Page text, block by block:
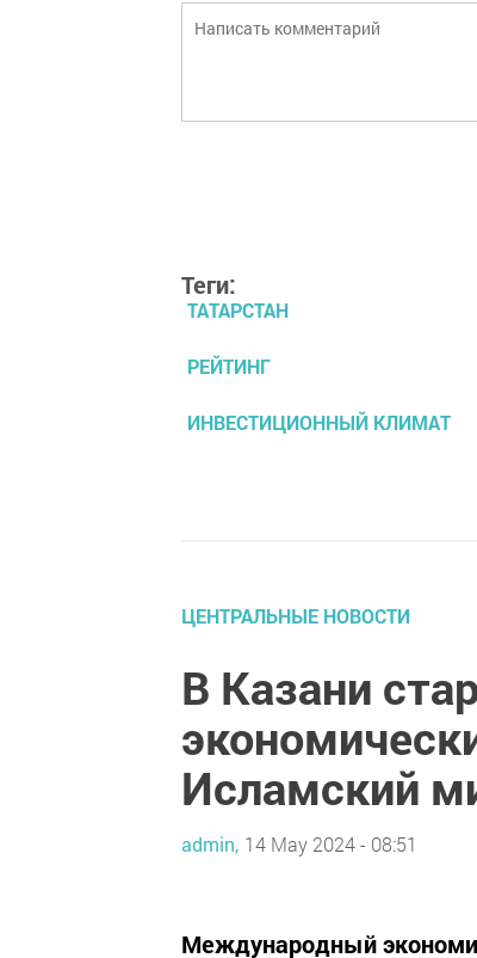
Теги:
ТАТАРСТАН
РЕЙТИНГ
ИНВЕСТИЦИОННЫЙ КЛИМАТ
ЦЕНТРАЛЬНЫЕ НОВОСТИ
В Казани
Исламский
admin, 14 May 2024 - 08:51
Международный